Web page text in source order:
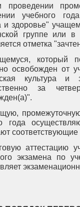
учебного
и здоровье"
группе или в
отметка
который
освобожден от
культура и
за
года
аттестацию
экзамена по